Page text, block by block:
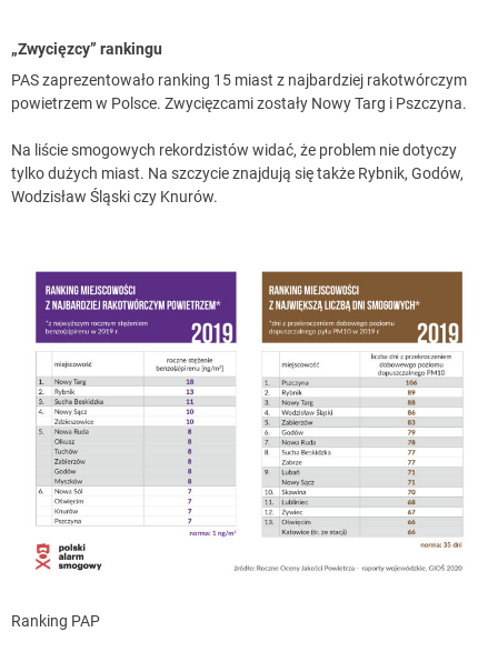
„Zwycięzcy” rankingu
PAS zaprezentowało ranking 15 miast z najbardziej rakotwórczym
powietrzem w Polsce. Zwycięzcami zostały Nowy Targ i Pszczyna.
Na liście smogowych rekordzistów widać, że problem nie dotyczy
tylko dużych miast. Na szczycie znajdują się także Rybnik, Godów,
Wodzisław Śląski czy Knurów.
Ranking PAP